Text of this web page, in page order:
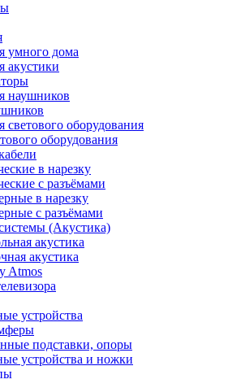
умного дома
акустики
наушников
светового оборудования
оборудования
в нарезку
с разъёмами
в нарезку
с разъёмами
(Акустика)
акустика
акустика
Atmos
устройства
подставки, опоры
устройства и ножки